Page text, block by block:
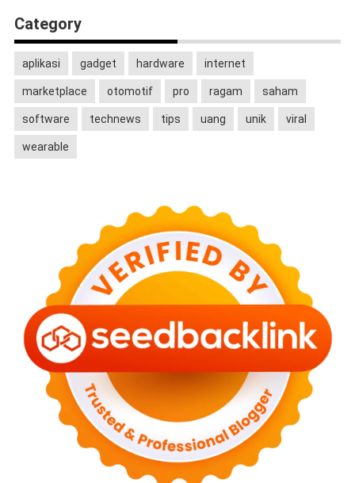
Category
aplikasi gadget hardware internet
marketplace otomotif pro ragam saham
software technews tips uang unik viral
wearable